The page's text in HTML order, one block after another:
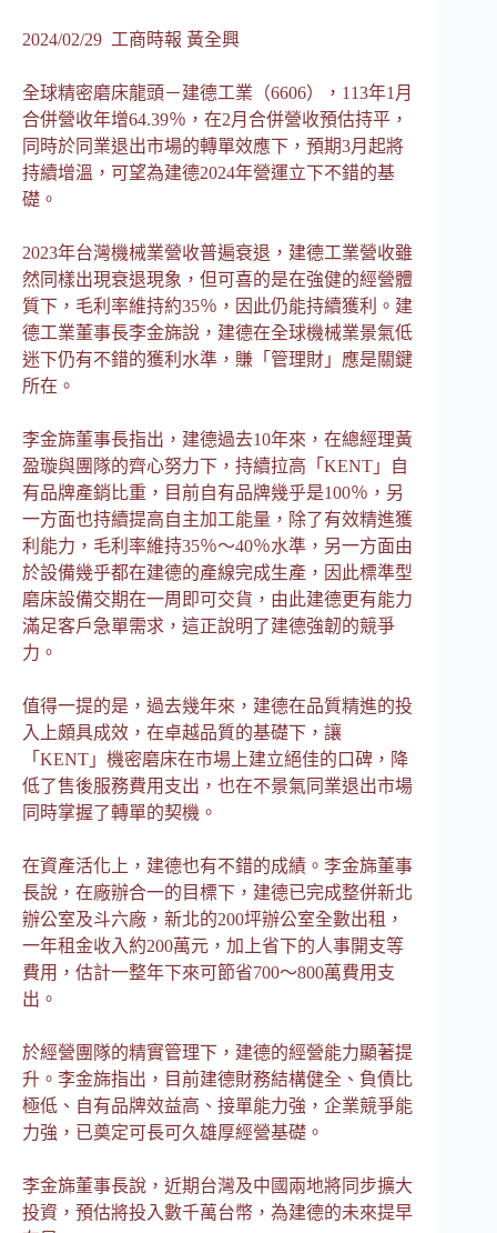
2024/02/29 工商時報 黃全興
全球精密磨床龍頭－建德工業（6606），113年1月
合併營收年增64.39％，在2月合併營收預估持平，
同時於同業退出市場的轉單效應下，預期3月起將
持續增溫，可望為建德2024年營運立下不錯的基
礎。
2023年台灣機械業營收普遍衰退，建德工業營收雖
然同樣出現衰退現象，但可喜的是在強健的經營體
質下，毛利率維持約35％，因此仍能持續獲利。建
德工業董事長李金旆說，建德在全球機械業景氣低
迷下仍有不錯的獲利水準，賺「管理財」應是關鍵
所在。
李金旆董事長指出，建德過去10年來，在總經理黃
盈璇與團隊的齊心努力下，持續拉高「KENT」自
有品牌產銷比重，目前自有品牌幾乎是100％，另
一方面也持續提高自主加工能量，除了有效精進獲
利能力，毛利率維持35％～40％水準，另一方面由
於設備幾乎都在建德的產線完成生產，因此標準型
磨床設備交期在一周即可交貨，由此建德更有能力
滿足客戶急單需求，這正說明了建德強韌的競爭
力。
值得一提的是，過去幾年來，建德在品質精進的投
入上頗具成效，在卓越品質的基礎下，讓
「KENT」機密磨床在市場上建立絕佳的口碑，降
低了售後服務費用支出，也在不景氣同業退出市場
同時掌握了轉單的契機。
在資產活化上，建德也有不錯的成績。李金旆董事
長說，在廠辦合一的目標下，建德已完成整併新北
辦公室及斗六廠，新北的200坪辦公室全數出租，
一年租金收入約200萬元，加上省下的人事開支等
費用，估計一整年下來可節省700～800萬費用支
出。
於經營團隊的精實管理下，建德的經營能力顯著提
升。李金旆指出，目前建德財務結構健全、負債比
極低、自有品牌效益高、接單能力強，企業競爭能
力強，已奠定可長可久雄厚經營基礎。
李金旆董事長說，近期台灣及中國兩地將同步擴大
投資，預估將投入數千萬台幣，為建德的未來提早